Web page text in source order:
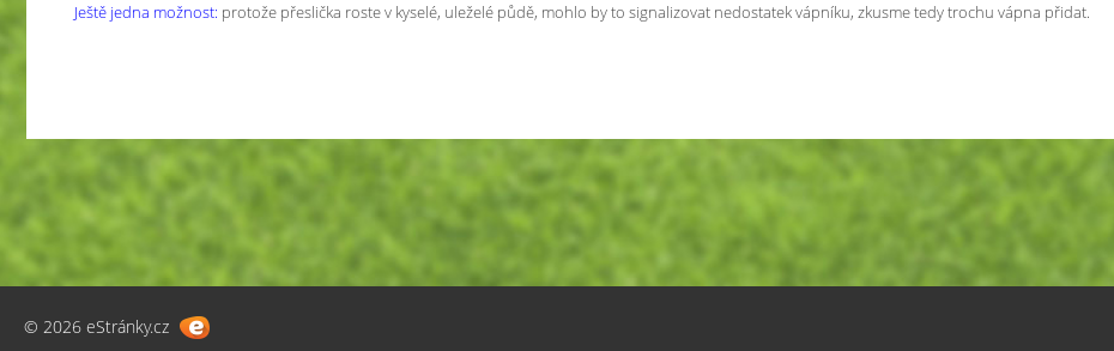
Ještě jedna možnost: protože přeslička roste v kyselé, uleželé půdě, mohlo by to signalizovat nedostatek vápníku, zkusme tedy trochu vápna přidat.
© 2026 eStránky.cz